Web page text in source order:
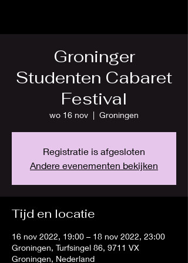
Groninger
Studenten Cabaret
Festival
wo 16 nov
  |
Groningen
Registratie is afgesloten
Andere evenementen bekijken
Tijd en locatie
16 nov 2022, 19:00 – 18 nov 2022, 23:00
Groningen, Turfsingel 86, 9711 VX
Groningen, Nederland